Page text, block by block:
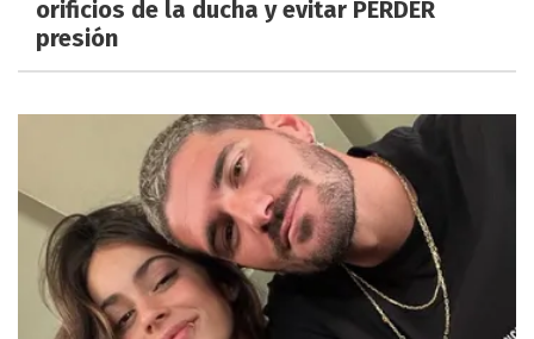
orificios de la ducha y evitar PERDER
presión